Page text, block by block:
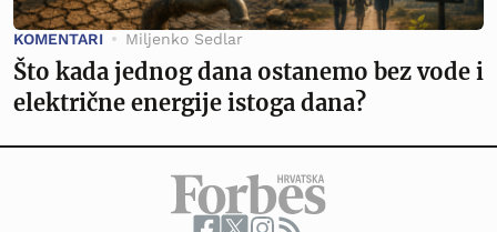
KOMENTARI Miljenko Sedlar
Što kada jednog dana ostanemo bez vode i
električne energije istoga dana?